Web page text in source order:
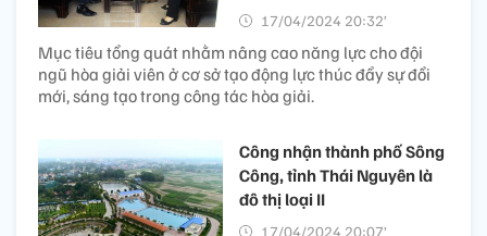
17/04/2024 20:32’
Mục tiêu tổng quát nhằm nâng cao năng lực cho đội
ngũ hòa giải viên ở cơ sở tạo động lực thúc đẩy sự đổi
mới, sáng tạo trong công tác hòa giải.
Công nhận thành phố Sông
Công, tỉnh Thái Nguyên là
đô thị loại II
17/04/2024 20:07’